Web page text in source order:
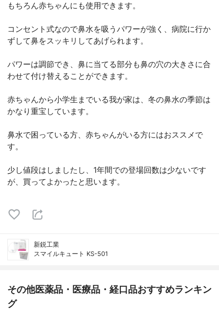
もちろん赤ちゃんにも使用できます。
コンセント式なので鼻水を吸うパワーが強く、病院に行か
ずして鼻をスッキリしてあげられます。
パワーは調節でき、鼻に当てる部分も鼻の穴の大きさに合
わせて付け替えることができます。
赤ちゃんから小学生までいる我が家は、冬の鼻水の季節は
かなり重宝しています。
鼻水で困っている方、赤ちゃんがいる方にはおススメで
す。
少し値段はしましたし、1年間での登場回数は少ないです
が、買ってよかったと思います。
新鋭工業
スマイルキュート KS-501
その他医薬品・医療品・経口品おすすめランキン
グ